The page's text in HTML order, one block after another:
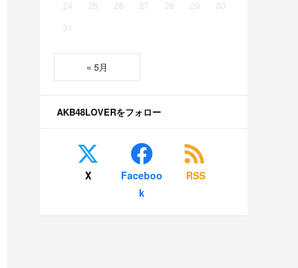
24
25 26 27 28 29
30
31
« 5月
AKB48LOVERをフォロー
X
Faceboo
k
RSS